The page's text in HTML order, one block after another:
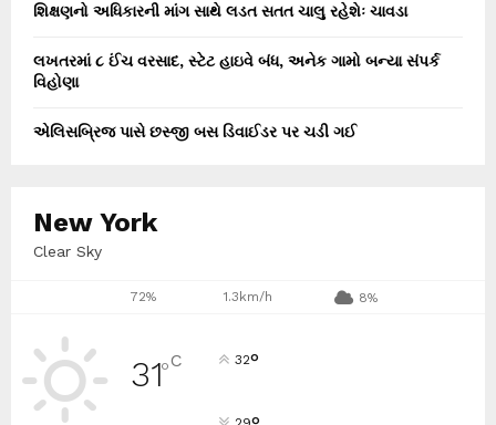
શિક્ષણનો અધિકારની માંગ સાથે લડત સતત ચાલુ રહેશેઃ ચાવડા
લખતરમાં ૮ ઈંચ વરસાદ, સ્ટેટ હાઇવે બંધ, અનેક ગામો બન્યા સંપર્ક
વિહોણા
એલિસબ્રિજ પાસે છસ્જી બસ ડિવાઈડર પર ચડી ગઈ
New York
Clear Sky
72% 1.3km/h 8%
31°C 32°